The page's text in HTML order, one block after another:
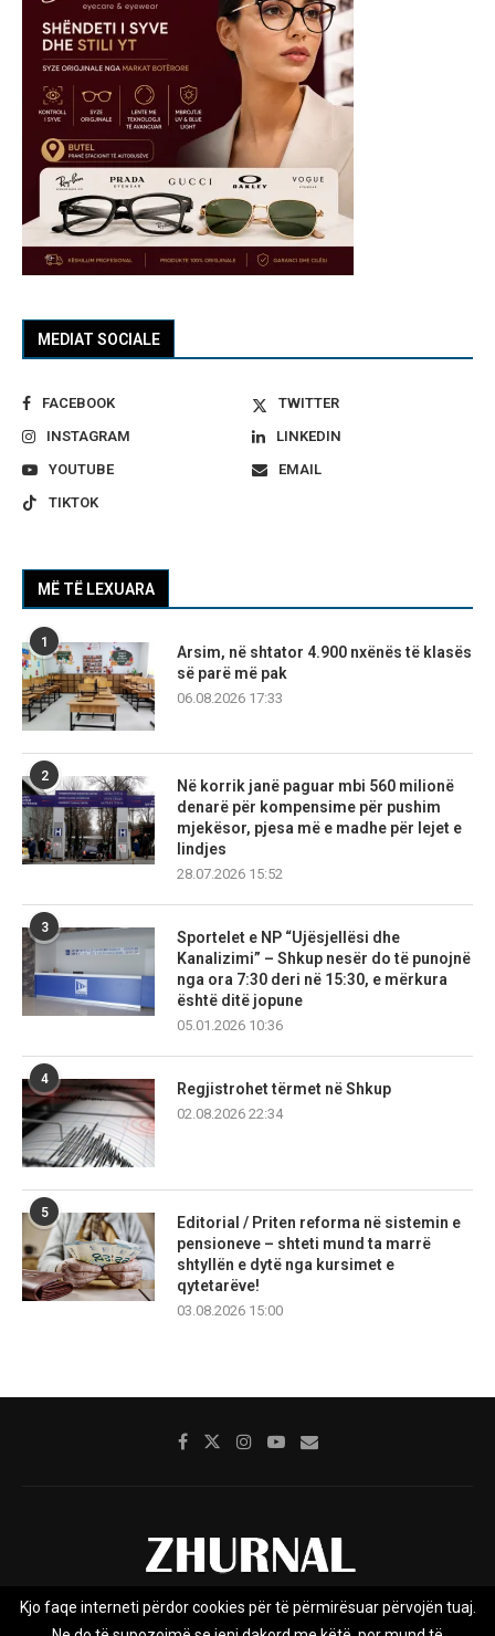
MEDIAT SOCIALE
FACEBOOK
TWITTER
INSTAGRAM
LINKEDIN
YOUTUBE
EMAIL
TIKTOK
MË TË LEXUARA
1
Arsim, në shtator 4.900 nxënës të klasës
së parë më pak
06.08.2026 17:33
2
Në korrik janë paguar mbi 560 milionë
denarë për kompensime për pushim
mjekësor, pjesa më e madhe për lejet e
lindjes
28.07.2026 15:52
3
Sportelet e NP “Ujësjellësi dhe
Kanalizimi” – Shkup nesër do të punojnë
nga ora 7:30 deri në 15:30, e mërkura
është ditë jopune
05.01.2026 10:36
4
Regjistrohet tërmet në Shkup
02.08.2026 22:34
5
Editorial / Priten reforma në sistemin e
pensioneve – shteti mund ta marrë
shtyllën e dytë nga kursimet e
qytetarëve!
03.08.2026 15:00
Rreth nesh Impresumi Marketing Kontakt
Kjo faqe interneti përdor cookies për të përmirësuar përvojën tuaj.